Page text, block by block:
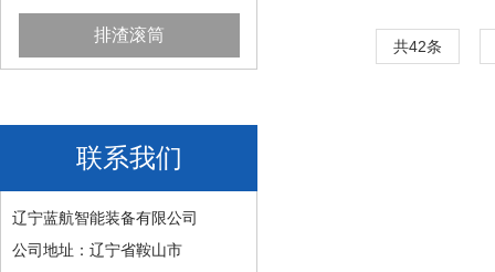
排渣滚筒
联系我们
辽宁蓝航智能装备有限公司
公司地址：辽宁省鞍山市
共42条